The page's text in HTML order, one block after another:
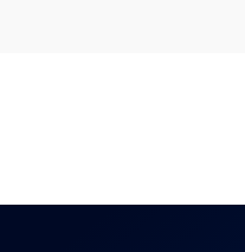
Material